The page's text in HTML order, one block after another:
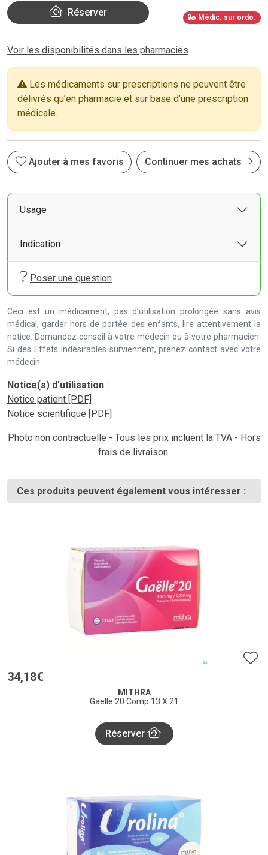
Réserver Médic. sur ordo.
Voir les disponibilités dans les pharmacies
Les médicaments sur prescriptions ne peuvent être
délivrés qu’en pharmacie et sur base d’une prescription
médicale.
Ajouter à mes favoris Continuer mes achats
Usage
Indication
Poser une question
Ceci est un médicament, pas d’utilisation prolongée sans avis
médical, garder hors de portée des enfants, lire attentivement la
notice. Demandez conseil à votre médecin ou à votre pharmacien.
Si des Effets indésirables surviennent, prenez contact avec votre
médecin.
Notice(s) d’utilisation :
Notice patient [PDF]
Notice scientifique [PDF]
Photo non contractuelle - Tous les prix incluent la TVA - Hors
frais de livraison.
Ces produits peuvent également vous intéresser :
34,18€
MITHRA
Gaelle 20 Comp 13 X 21
Réserver